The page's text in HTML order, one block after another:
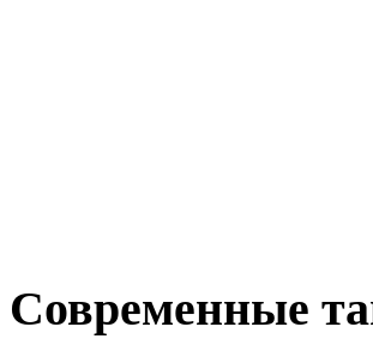
Современные